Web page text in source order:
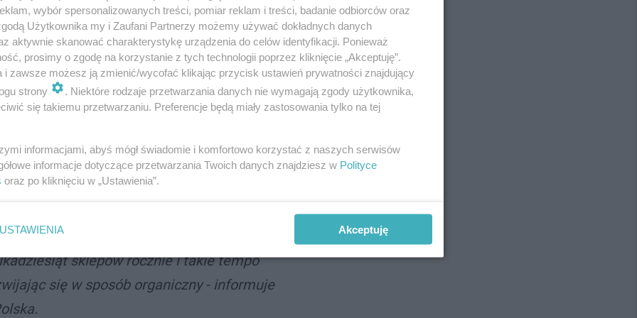
powstanie nowy supermarket. W ubiegłym roku
ulicy Strzelców Bytomskich zlikwidowano
budowa ruszyła w połowie lutego.
Lidl w Bytomiu. Obiekt ma być dostępny
Bytomskich, gdzie zostanie przebudowany
który m.in. umożliwi wjazd na parking
mają potrwać do końca września tego roku.
chwili ponad 850 sklepów, ulokowanych na
sklepów rocznie i takie tempo
się w sposób organiczny - informuje
wybór spersonalizowanych treści, pomiar reklam i treści, badanie odbiorców oraz
Użytkownika my i Zaufani Partnerzy możemy używać dokładnych danych
aktywnie skanować charakterystykę urządzenia do celów identyfikacji. Ponieważ
prosimy o zgodę na korzystanie z tych technologii poprzez kliknięcie „Akceptuję”.
i zawsze możesz ją zmienić/wycofać klikając przycisk ustawień prywatności znajdujący
strony
. Niektóre rodzaje przetwarzania danych nie wymagają zgody użytkownika,
się takiemu przetwarzaniu. Preferencje będą miały zastosowania tylko na tej
informacjami, abyś mógł świadomie i komfortowo korzystać z naszych serwisów
informacje dotyczące przetwarzania Twoich danych znajdziesz w Polityce
oraz po kliknięciu w „Ustawienia”.
USTAWIENIA Akceptuję